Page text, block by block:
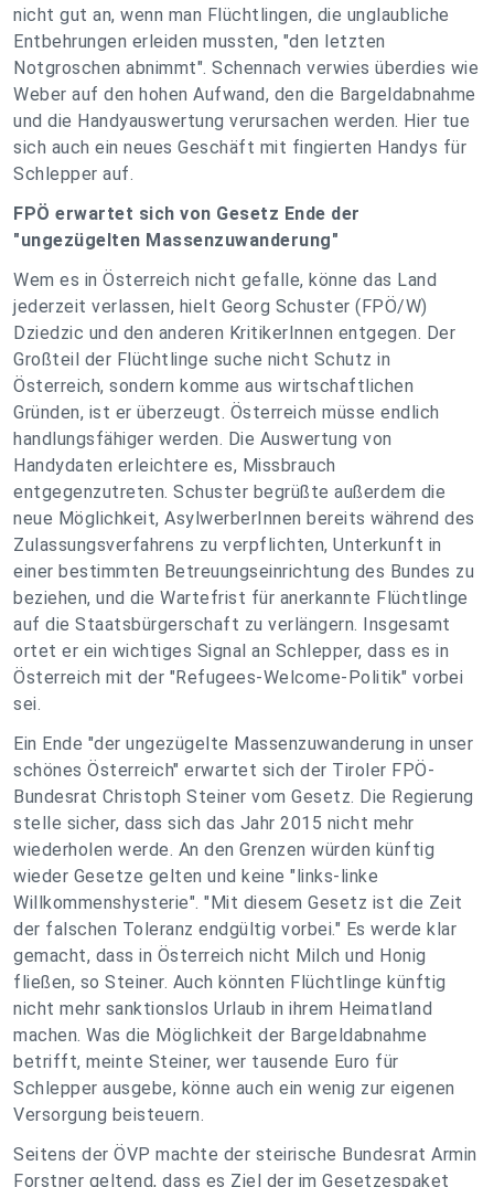
nicht gut an, wenn man Flüchtlingen, die unglaubliche
Entbehrungen erleiden mussten, "den letzten
Notgroschen abnimmt". Schennach verwies überdies wie
Weber auf den hohen Aufwand, den die Bargeldabnahme
und die Handyauswertung verursachen werden. Hier tue
sich auch ein neues Geschäft mit fingierten Handys für
Schlepper auf.
FPÖ erwartet sich von Gesetz Ende der
"ungezügelten Massenzuwanderung"
Wem es in Österreich nicht gefalle, könne das Land
jederzeit verlassen, hielt Georg Schuster (FPÖ/W)
Dziedzic und den anderen KritikerInnen entgegen. Der
Großteil der Flüchtlinge suche nicht Schutz in
Österreich, sondern komme aus wirtschaftlichen
Gründen, ist er überzeugt. Österreich müsse endlich
handlungsfähiger werden. Die Auswertung von
Handydaten erleichtere es, Missbrauch
entgegenzutreten. Schuster begrüßte außerdem die
neue Möglichkeit, AsylwerberInnen bereits während des
Zulassungsverfahrens zu verpflichten, Unterkunft in
einer bestimmten Betreuungseinrichtung des Bundes zu
beziehen, und die Wartefrist für anerkannte Flüchtlinge
auf die Staatsbürgerschaft zu verlängern. Insgesamt
ortet er ein wichtiges Signal an Schlepper, dass es in
Österreich mit der "Refugees-Welcome-Politik" vorbei
sei.
Ein Ende "der ungezügelte Massenzuwanderung in unser
schönes Österreich" erwartet sich der Tiroler FPÖ-
Bundesrat Christoph Steiner vom Gesetz. Die Regierung
stelle sicher, dass sich das Jahr 2015 nicht mehr
wiederholen werde. An den Grenzen würden künftig
wieder Gesetze gelten und keine "links-linke
Willkommenshysterie". "Mit diesem Gesetz ist die Zeit
der falschen Toleranz endgültig vorbei." Es werde klar
gemacht, dass in Österreich nicht Milch und Honig
fließen, so Steiner. Auch könnten Flüchtlinge künftig
nicht mehr sanktionslos Urlaub in ihrem Heimatland
machen. Was die Möglichkeit der Bargeldabnahme
betrifft, meinte Steiner, wer tausende Euro für
Schlepper ausgebe, könne auch ein wenig zur eigenen
Versorgung beisteuern.
Seitens der ÖVP machte der steirische Bundesrat Armin
Forstner geltend, dass es Ziel der im Gesetzespaket